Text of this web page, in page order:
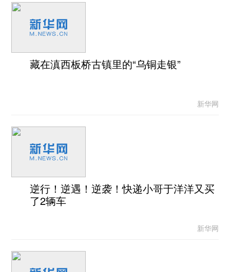
藏在滇西板桥古镇里的“乌铜走银”
新华网
逆行！逆遇！逆袭！快递小哥于洋洋又买
了2辆车
新华网